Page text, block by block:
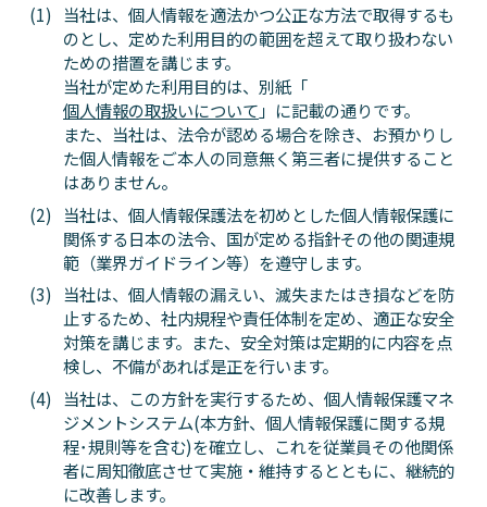
当社は、個人情報を適法かつ公正な方法で取得するも
のとし、定めた利用目的の範囲を超えて取り扱わない
ための措置を講じます。
当社が定めた利用目的は、別紙「
個人情報の取扱いについて 」に記載の通りです。
また、当社は、法令が認める場合を除き、お預かりし
た個人情報をご本人の同意無く第三者に提供すること
はありません。
当社は、個人情報保護法を初めとした個人情報保護に
関係する日本の法令、国が定める指針その他の関連規
範（業界ガイドライン等）を遵守します。
当社は、個人情報の漏えい、滅失またはき損などを防
止するため、社内規程や責任体制を定め、適正な安全
対策を講じます。また、安全対策は定期的に内容を点
検し、不備があれば是正を行います。
当社は、この方針を実行するため、個人情報保護マネ
ジメントシステム(本方針、個人情報保護に関する規
程･規則等を含む)を確立し、これを従業員その他関係
者に周知徹底させて実施・維持するとともに、継続的
に改善します。